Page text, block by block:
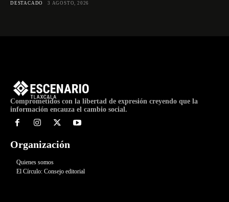
DESTACADO 3 AGOSTO, 2026
Comprometidos con la libertad de expresión creyendo que la
información encauza el cambio social.
Organización
Quienes somos
El Círculo: Consejo editorial